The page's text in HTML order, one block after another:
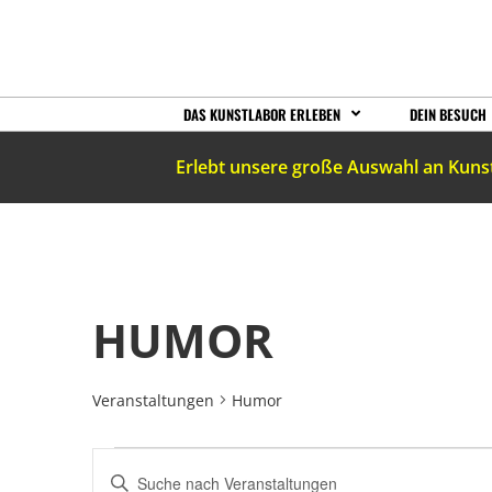
DAS KUNSTLABOR ERLEBEN DEIN BESUCH
Erlebt unsere große Auswahl an
HUMOR
Veranstaltungen Humor
VERANSTALTUNGEN
Bitte
Schlüsselwort